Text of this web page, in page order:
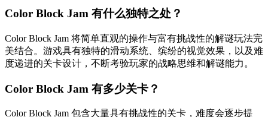
Color Block Jam 有什么独特之处？
Color Block Jam 将简单直观的操作与富有挑战性的解谜玩法完
美结合。游戏具有独特的滑动系统、缤纷的视觉效果，以及难
度递进的关卡设计，不断考验玩家的战略思维和解谜能力。
Color Block Jam 有多少关卡？
Color Block Jam 包含大量具有挑战性的关卡，难度会逐步提